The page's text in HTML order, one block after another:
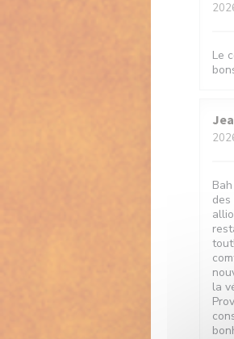
Le
la